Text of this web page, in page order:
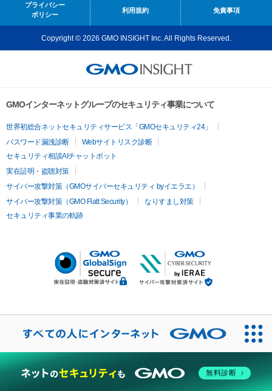
プライバシー
ポリシー
利用規約 免責事項
Copyright © 2026 GMO INSIGHT Inc. All Rights Reserved.
GMOインターネットグループのセキュリティ事業について
世界初総合ネットセキュリティサービス「GMOセキュリティ24」
パスワード漏洩診断
Webサイトリスク診断
セキュリティ相談AIチャットボット
実在証明・盗聴対策
サイバー攻撃対策（GMOサイバーセキュリティ byイエラエ）
サイバー攻撃対策（GMO Flatt Security）
なりすまし対策
セキュリティ事業の軌跡
無料診断